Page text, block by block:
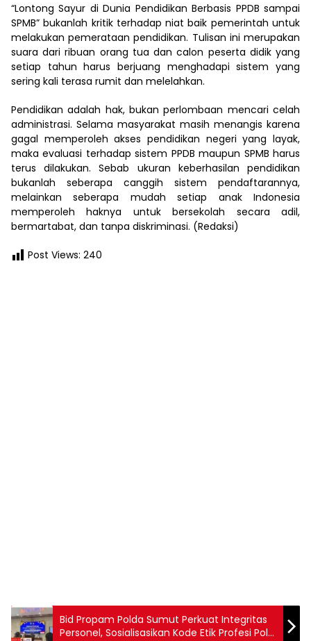
“Lontong Sayur di Dunia Pendidikan Berbasis PPDB sampai
SPMB” bukanlah kritik terhadap niat baik pemerintah untuk
melakukan pemerataan pendidikan. Tulisan ini merupakan
suara dari ribuan orang tua dan calon peserta didik yang
setiap tahun harus berjuang menghadapi sistem yang
sering kali terasa rumit dan melelahkan.
Pendidikan adalah hak, bukan perlombaan mencari celah
administrasi. Selama masyarakat masih menangis karena
gagal memperoleh akses pendidikan negeri yang layak,
maka evaluasi terhadap sistem PPDB maupun SPMB harus
terus dilakukan. Sebab ukuran keberhasilan pendidikan
bukanlah seberapa canggih sistem pendaftarannya,
melainkan seberapa mudah setiap anak Indonesia
memperoleh haknya untuk bersekolah secara adil,
bermartabat, dan tanpa diskriminasi. (Redaksi)
Post Views: 240
Bid Propam Polda Sumut Perkuat Integritas
Personel, Sosialisasikan Kode Etik Profesi Polri